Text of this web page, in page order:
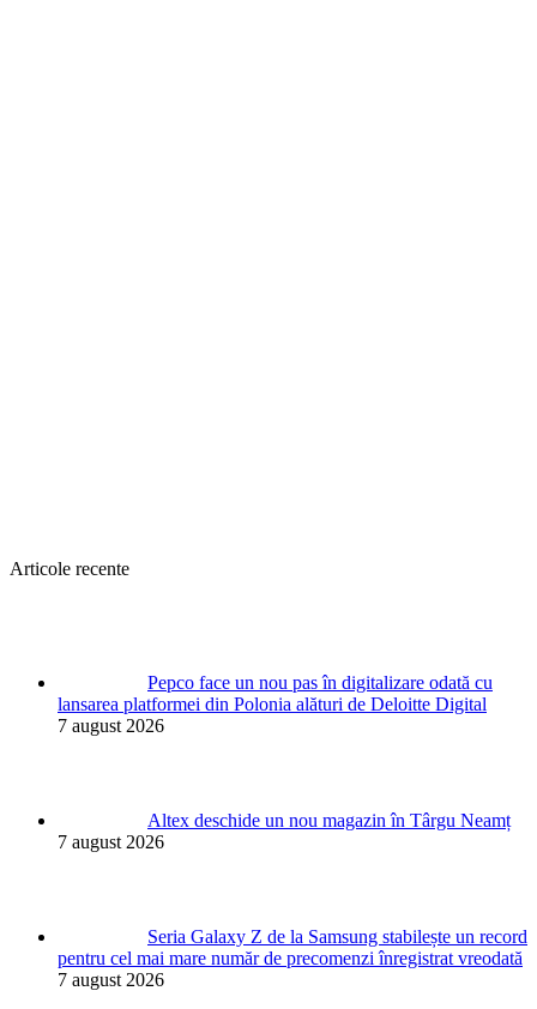
Articole recente
Pepco face un nou pas în digitalizare odată cu
lansarea platformei din Polonia alături de Deloitte Digital
7 august 2026
Altex deschide un nou magazin în Târgu Neamț
7 august 2026
Seria Galaxy Z de la Samsung stabilește un record
pentru cel mai mare număr de precomenzi înregistrat vreodată
7 august 2026